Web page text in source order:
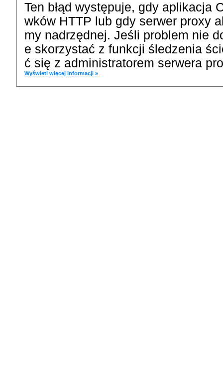
Ten błąd występuje, gdy aplikacja
wków HTTP lub gdy serwer proxy
my nadrzędnej. Jeśli problem nie
e skorzystać z funkcji śledzenia
ć się z administratorem serwera
Wyświetl więcej informacji »